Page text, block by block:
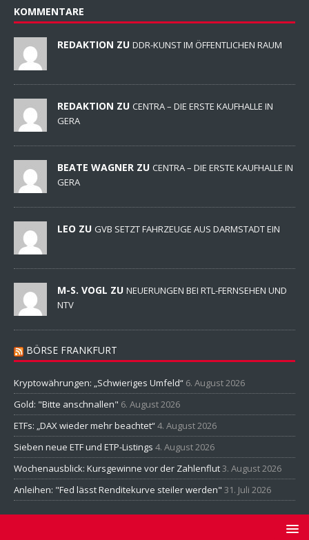
KOMMENTARE
REDAKTION ZU DDR-KUNST IM ÖFFENTLICHEN RAUM
REDAKTION ZU CENTRA – DIE ERSTE KAUFHALLE IN
GERA
BEATE WAGNER ZU CENTRA – DIE ERSTE KAUFHALLE IN
GERA
LEO ZU GVB SETZT FAHRZEUGE AUS DARMSTADT EIN
M-S. VOGL ZU NEUERUNGEN BEI RTL-FERNSEHEN UND
NTV
BÖRSE FRANKFURT
Kryptowährungen: „Schwieriges Umfeld“ 6. August 2026
Gold: "Bitte anschnallen" 6. August 2026
ETFs: „DAX wieder mehr beachtet“4. August 2026
Sieben neue ETF und ETP-Listings 4. August 2026
Wochenausblick: Kursgewinne vor der Zahlenflut3. August 2026
Anleihen: "Fed lässt Renditekurve steiler werden" 31. Juli 2026